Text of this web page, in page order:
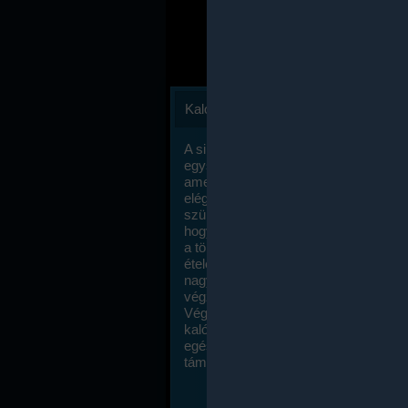
Kalóriaszámlálás
A sikeres fogyás titka valójában igen
egyszerű: égess több energiát, mint
amennyit beviszel. Természetesen
elég nagy fegyelemre és akaraterőre
szükség, de meglepődve fogod
hogy a kalóriaszámolás mennyire
a többi diétához képest. Itt nincsenek
ételek és a megengedett kalóriabevitelt
nagymértékben növelheted ha
végzel.
Végül, de nem utolsó sorban, a
kalóriaszámolás módszerét a legtöbb
egészségügyi szakorvos ajánlja és
támogatja.